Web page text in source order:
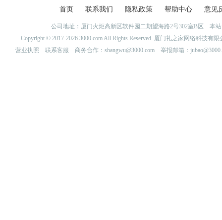
首页 联系我们 隐私政策 帮助中心 意见
公司地址：厦门火炬高新区软件园二期望海路2号302室B区 本
Copyright © 2017-2026 3000.com All Rights Reserved. 厦门礼之家网络科技
营业执照
联系客服 商务合作：shangwu@3000.com 举报邮箱：